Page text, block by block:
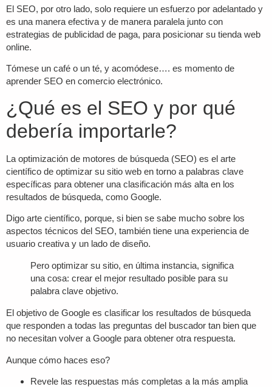
El SEO, por otro lado, solo requiere un esfuerzo por adelantado y
es una manera efectiva y de manera paralela junto con
estrategias de publicidad de paga, para posicionar su tienda web
online.
Tómese un café o un té, y acomódese…. es momento de
aprender SEO en comercio electrónico.
¿Qué es el SEO y por qué
debería importarle?
La optimización de motores de búsqueda (SEO) es el arte
científico de optimizar su sitio web en torno a palabras clave
específicas para obtener una clasificación más alta en los
resultados de búsqueda, como Google.
Digo arte científico, porque, si bien se sabe mucho sobre los
aspectos técnicos del SEO, también tiene una experiencia de
usuario creativa y un lado de diseño.
Pero optimizar su sitio, en última instancia, significa
una cosa: crear el mejor resultado posible para su
palabra clave objetivo.
El objetivo de Google es clasificar los resultados de búsqueda
que responden a todas las preguntas del buscador tan bien que
no necesitan volver a Google para obtener otra respuesta.
Aunque cómo haces eso?
Revele las respuestas más completas a la más amplia